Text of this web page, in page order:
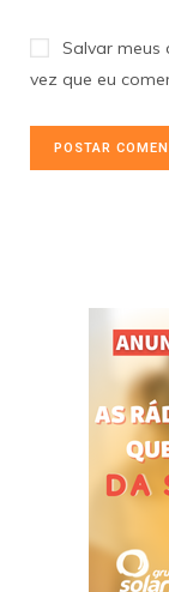
Salvar
vez que eu